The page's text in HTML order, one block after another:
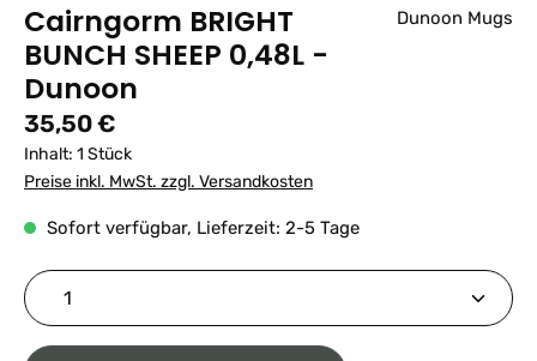
Cairngorm BRIGHT
BUNCH SHEEP 0,48L -
Dunoon
Dunoon Mugs
Regulärer Preis:
35,50 €
Inhalt: 1 Stück
Preise inkl. MwSt. zzgl. Versandkosten
Sofort verfügbar, Lieferzeit: 2-5 Tage
Produkt Anzahl: Gib den gewünschten Wert ein